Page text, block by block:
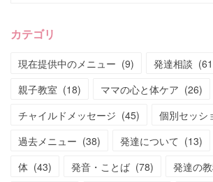
カテゴリ
現在提供中のメニュー (9) 発達相談 (61
親子教室 (18) ママの心と体ケア (26)
チャイルドメッセージ (45) 個別セッシ
過去メニュー (38) 発達について (13)
体 (43) 発音・ことば (78) 発達の